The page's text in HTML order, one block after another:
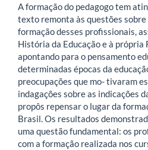
A formação do pedagogo tem
texto remonta às questões sobre
formação desses profissionais,
História da Educação e à própria
apontando para o pensamento
determinadas épocas da
preocupações que mo- tivaram
indagações sobre as indicações
propôs repensar o lugar da
Brasil. Os resultados
uma questão fundamental: os
com a formação realizada nos